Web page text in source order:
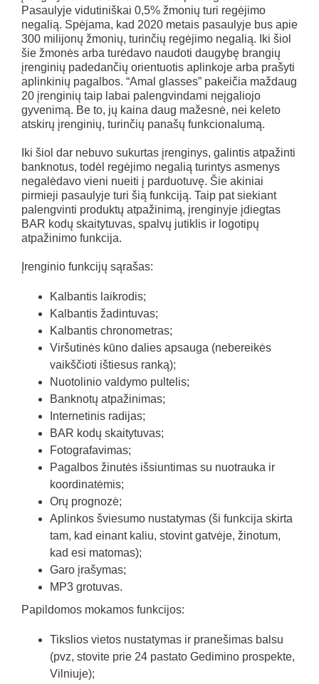
Pasaulyje vidutiniškai 0,5% žmonių turi regėjimo
negalią. Spėjama, kad 2020 metais pasaulyje bus apie
300 milijonų žmonių, turinčių regėjimo negalią. Iki šiol
šie žmonės arba turėdavo naudoti daugybę brangių
įrenginių padedančių orientuotis aplinkoje arba prašyti
aplinkinių pagalbos. “Amal glasses” pakeičia maždaug
20 įrenginių taip labai palengvindami neįgaliojo
gyvenimą. Be to, jų kaina daug mažesnė, nei keleto
atskirų įrenginių, turinčių panašų funkcionalumą.
Iki šiol dar nebuvo sukurtas įrenginys, galintis atpažinti
banknotus, todėl regėjimo negalią turintys asmenys
negalėdavo vieni nueiti į parduotuvę. Šie akiniai
pirmieji pasaulyje turi šią funkciją. Taip pat siekiant
palengvinti produktų atpažinimą, įrenginyje įdiegtas
BAR kodų skaitytuvas, spalvų jutiklis ir logotipų
atpažinimo funkcija.
Įrenginio funkcijų sąrašas:
Kalbantis laikrodis;
Kalbantis žadintuvas;
Kalbantis chronometras;
Viršutinės kūno dalies apsauga (nebereikės
vaikščioti ištiesus ranką);
Nuotolinio valdymo pultelis;
Banknotų atpažinimas;
Internetinis radijas;
BAR kodų skaitytuvas;
Fotografavimas;
Pagalbos žinutės išsiuntimas su nuotrauka ir
koordinatėmis;
Orų prognozė;
Aplinkos šviesumo nustatymas (ši funkcija skirta
tam, kad einant kaliu, stovint gatvėje, žinotum,
kad esi matomas);
Garo įrašymas;
MP3 grotuvas.
Papildomos mokamos funkcijos:
Tikslios vietos nustatymas ir pranešimas balsu
(pvz, stovite prie 24 pastato Gedimino prospekte,
Vilniuje);